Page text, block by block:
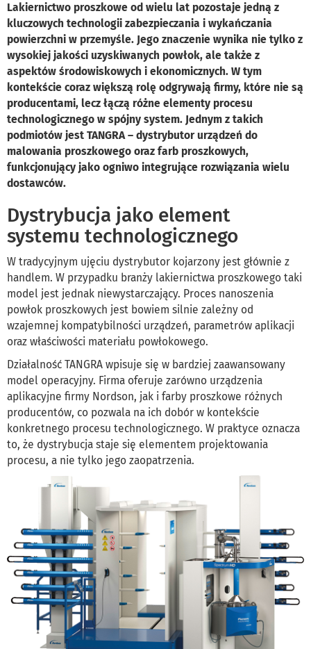
Lakiernictwo proszkowe od wielu lat pozostaje jedną z
kluczowych technologii zabezpieczania i wykańczania
powierzchni w przemyśle. Jego znaczenie wynika nie tylko z
wysokiej jakości uzyskiwanych powłok, ale także z
aspektów środowiskowych i ekonomicznych. W tym
kontekście coraz większą rolę odgrywają firmy, które nie są
producentami, lecz łączą różne elementy procesu
technologicznego w spójny system. Jednym z takich
podmiotów jest TANGRA – dystrybutor urządzeń do
malowania proszkowego oraz farb proszkowych,
funkcjonujący jako ogniwo integrujące rozwiązania wielu
dostawców.
Dystrybucja jako element
systemu technologicznego
W tradycyjnym ujęciu dystrybutor kojarzony jest głównie z
handlem. W przypadku branży lakiernictwa proszkowego taki
model jest jednak niewystarczający. Proces nanoszenia
powłok proszkowych jest bowiem silnie zależny od
wzajemnej kompatybilności urządzeń, parametrów aplikacji
oraz właściwości materiału powłokowego.
Działalność TANGRA wpisuje się w bardziej zaawansowany
model operacyjny. Firma oferuje zarówno urządzenia
aplikacyjne firmy Nordson, jak i farby proszkowe różnych
producentów, co pozwala na ich dobór w kontekście
konkretnego procesu technologicznego. W praktyce oznacza
to, że dystrybucja staje się elementem projektowania
procesu, a nie tylko jego zaopatrzenia.